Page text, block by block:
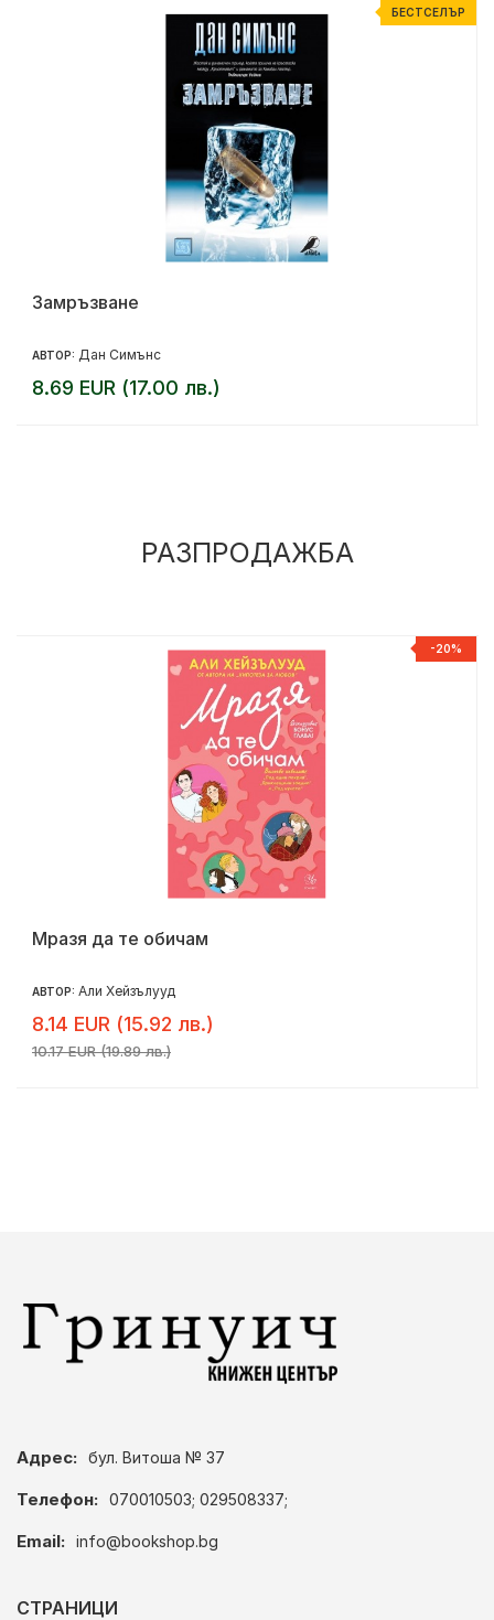
БЕСТСЕЛЪР
Замръзване
АВТОР: Дан Симънс
8.69 EUR (17.00 лв.)
РАЗПРОДАЖБА
-20%
Мразя да те обичам
АВТОР: Али Хейзълууд
8.14 EUR (15.92 лв.)
10.17 EUR (19.89 лв.)
Адрес: бул. Витоша № 37
Телефон: 070010503; 029508337;
Email: info@bookshop.bg
СТРАНИЦИ